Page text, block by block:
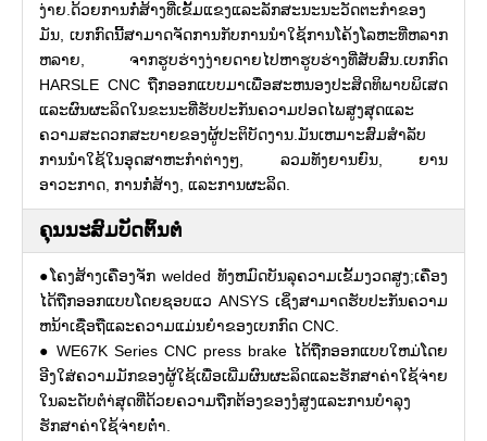
ງ່າຍ.ດ້ວຍການກໍ່ສ້າງທີ່ເຂັ້ມແຂງແລະລັກສະນະນະວັດຕະກໍາຂອງ
ມັນ, ເບກກົດນີ້ສາມາດຈັດການກັບການນໍາໃຊ້ການໂຄ້ງໂລຫະທີ່ຫລາກ
ຫລາຍ, ຈາກຮູບຮ່າງງ່າຍດາຍໄປຫາຮູບຮ່າງທີ່ສັບສົນ.ເບກກົດ
HARSLE CNC ຖືກອອກແບບມາເພື່ອສະຫນອງປະສິດທິພາບພິເສດ
ແລະຜົນຜະລິດໃນຂະນະທີ່ຮັບປະກັນຄວາມປອດໄພສູງສຸດແລະ
ຄວາມສະດວກສະບາຍຂອງຜູ້ປະຕິບັດງານ.ມັນເຫມາະສົມສໍາລັບ
ການນໍາໃຊ້ໃນອຸດສາຫະກໍາຕ່າງໆ, ລວມທັງຍານຍົນ, ຍານ
ອາວະກາດ, ການກໍ່ສ້າງ, ແລະການຜະລິດ.
ຄຸນນະສົມບັດຕົ້ນຕໍ
●ໂຄງສ້າງເຄື່ອງຈັກ welded ທັງຫມົດບັນລຸຄວາມເຂັ້ມງວດສູງ;ເຄື່ອງ
ໄດ້ຖືກອອກແບບໂດຍຊອບແວ ANSYS ເຊິ່ງສາມາດຮັບປະກັນຄວາມ
ຫນ້າເຊື່ອຖືແລະຄວາມແມ່ນຍໍາຂອງເບກກົດ CNC.
● WE67K Series CNC press brake ໄດ້ຖືກອອກແບບໃຫມ່ໂດຍ
ອີງໃສ່ຄວາມມັກຂອງຜູ້ໃຊ້ເພື່ອເພີ່ມຜົນຜະລິດແລະຮັກສາຄ່າໃຊ້ຈ່າຍ
ໃນລະດັບຕໍາ່ສຸດທີ່ດ້ວຍຄວາມຖືກຕ້ອງຂອງງໍສູງແລະການບໍາລຸງ
ຮັກສາຄ່າໃຊ້ຈ່າຍຕ່ໍາ.